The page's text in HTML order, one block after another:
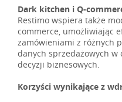
Dark kitchen i Q-
Restimo wspiera także
commerce, umożliwiając
zamówieniami z różnych
danych sprzedażowych
decyzji biznesowych.
Korzyści wynikające z